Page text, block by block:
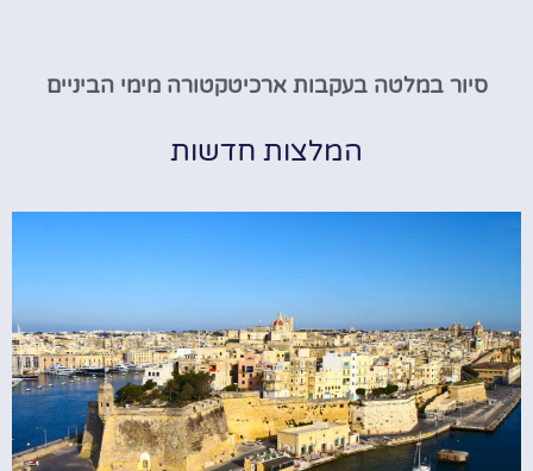
סיור במלטה בעקבות ארכיטקטורה מימי הביניים
המלצות חדשות